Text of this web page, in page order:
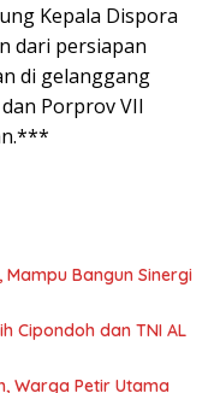
Kepala Dispora
dari persiapan
di gelanggang
Porprov VII
Mampu Bangun Sinergi
Cipondoh dan TNI AL
Warga Petir Utama